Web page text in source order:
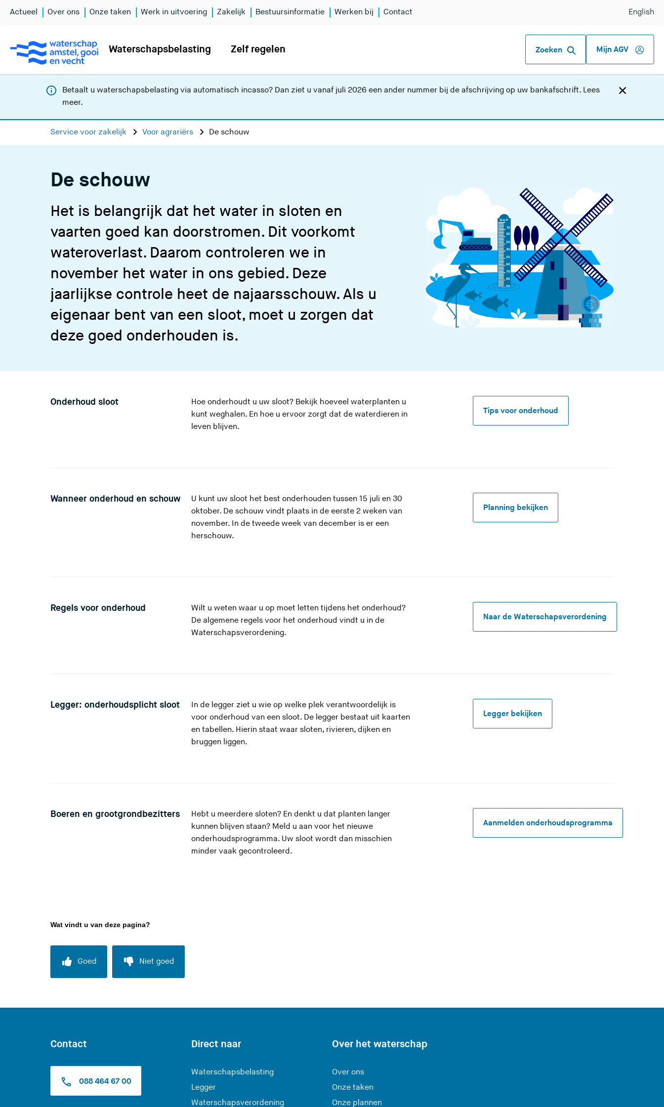
Waterschapsbelasting Zelf regelen Zoeken Mijn AGV
Actueel Over ons Onze taken Werk in uitvoering Zakelijk Bestuursinformatie Werken bij Contact English
Betaalt u waterschapsbelasting via automatisch incasso? Dan ziet u vanaf juli 2026 een ander nummer bij de afschrijving op uw bankafschrift. Lees
meer.
Service voor zakelijk Voor agrariërs De schouw
De schouw
Het is belangrijk dat het water in sloten en
vaarten goed kan doorstromen. Dit voorkomt
wateroverlast. Daarom controleren we in
november het water in ons gebied. Deze
jaarlijkse controle heet de najaarsschouw. Als u
eigenaar bent van een sloot, moet u zorgen dat
deze goed onderhouden is.
Onderhoud sloot
Hoe onderhoudt u uw sloot? Bekijk hoeveel waterplanten u
kunt weghalen. En hoe u ervoor zorgt dat de waterdieren in
leven blijven.
Tips voor onderhoud
Wanneer onderhoud en schouw
U kunt uw sloot het best onderhouden tussen 15 juli en 30
oktober. De schouw vindt plaats in de eerste 2 weken van
november. In de tweede week van december is er een
herschouw.
Planning bekijken
Regels voor onderhoud
Wilt u weten waar u op moet letten tijdens het onderhoud?
De algemene regels voor het onderhoud vindt u in de
Waterschapsverordening.
Naar de Waterschapsverordening
Legger: onderhoudsplicht sloot
In de legger ziet u wie op welke plek verantwoordelijk is
voor onderhoud van een sloot. De legger bestaat uit kaarten
en tabellen. Hierin staat waar sloten, rivieren, dijken en
bruggen liggen.
Legger bekijken
Boeren en grootgrondbezitters
Hebt u meerdere sloten? En denkt u dat planten langer
kunnen blijven staan? Meld u aan voor het nieuwe
onderhoudsprogramma. Uw sloot wordt dan misschien
minder vaak gecontroleerd.
Aanmelden onderhoudsprogramma
Wat vindt u van deze pagina?
Goed Niet goed
Contact
088 464 67 00
Direct naar
Waterschapsbelasting
Legger
Waterschapsverordening
Over het waterschap
Over ons
Onze taken
Onze plannen